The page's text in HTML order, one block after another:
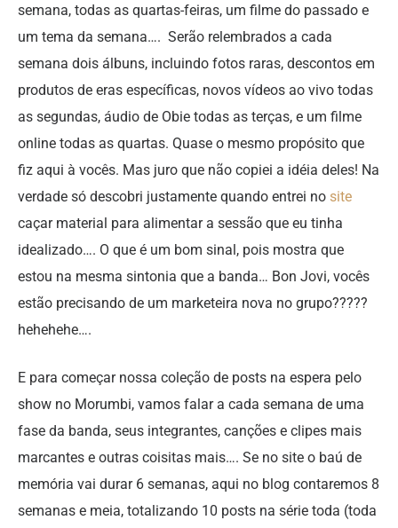
semana, todas as quartas-feiras, um filme do passado e
um tema da semana…. Serão relembrados a cada
semana dois álbuns, incluindo fotos raras, descontos em
produtos de eras específicas, novos vídeos ao vivo todas
as segundas, áudio de Obie todas as terças, e um filme
online todas as quartas. Quase o mesmo propósito que
fiz aqui à vocês. Mas juro que não copiei a idéia deles! Na
verdade só descobri justamente quando entrei no site
caçar material para alimentar a sessão que eu tinha
idealizado…. O que é um bom sinal, pois mostra que
estou na mesma sintonia que a banda… Bon Jovi, vocês
estão precisando de um marketeira nova no grupo?????
hehehehe….
E para começar nossa coleção de posts na espera pelo
show no Morumbi, vamos falar a cada semana de uma
fase da banda, seus integrantes, canções e clipes mais
marcantes e outras coisitas mais…. Se no site o baú de
memória vai durar 6 semanas, aqui no blog contaremos 8
semanas e meia, totalizando 10 posts na série toda (toda